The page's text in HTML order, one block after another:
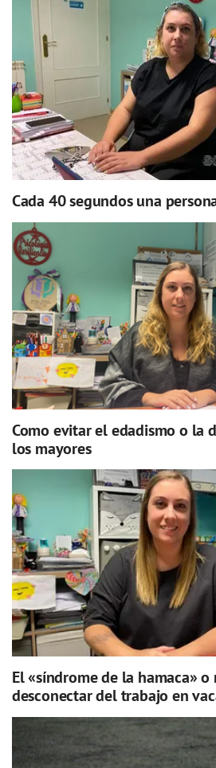
Cada 40 segundos una
Como evitar el edadismo o la
los mayores
El «síndrome de la hamaca» o
desconectar del trabajo en